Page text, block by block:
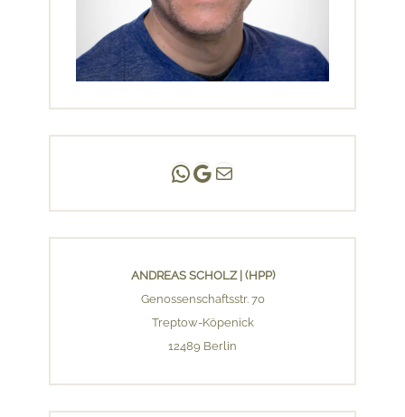
Andreas Scholz | (HPP)
Praxis Adlershof
E-Mail an mich ...
ANDREAS SCHOLZ | (HPP)
Genossenschaftsstr. 70
Treptow-Köpenick
12489 Berlin